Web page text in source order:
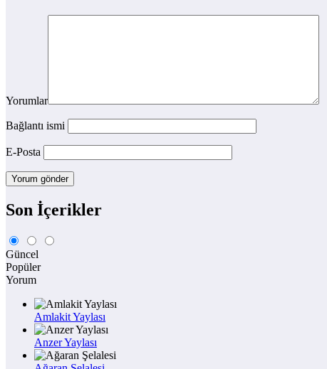
Yorumlar
Bağlantı ismi
E-Posta
Son İçerikler
Güncel
Popüler
Yorum
Amlakit Yaylası
Anzer Yaylası